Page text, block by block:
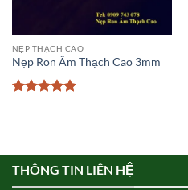
NẸP THẠCH CAO
Nẹp Ron Âm Thạch Cao 3mm
THÔNG TIN LIÊN HỆ